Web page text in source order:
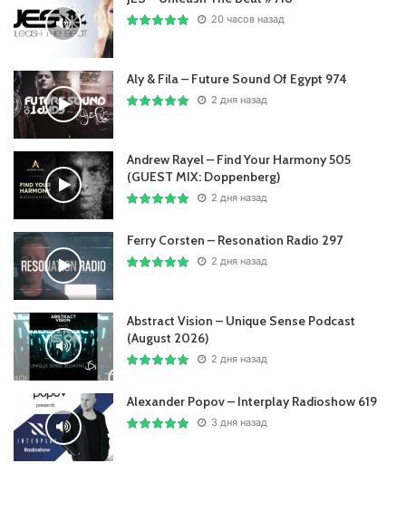
20 часов назад
Aly & Fila – Future Sound Of Egypt 974
2 дня назад
Andrew Rayel – Find Your Harmony 505
(GUEST MIX: Doppenberg)
2 дня назад
Ferry Corsten – Resonation Radio 297
2 дня назад
Abstract Vision – Unique Sense Podcast
(August 2026)
2 дня назад
Alexander Popov – Interplay Radioshow 619
3 дня назад